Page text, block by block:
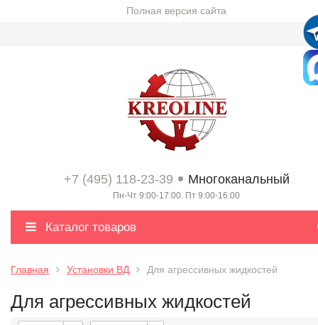
Полная версия сайта
+7 (495) 118-23-39 Многоканальный
Пн-Чт 9:00-17:00. Пт 9:00-16:00
Каталог товаров
Главная Установки ВД Для агрессивных жидкостей
Для агрессивных жидкостей